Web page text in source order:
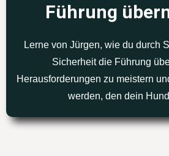
Führung
Lerne von Jürgen, wie du durch
Sicherheit die Führung
Herausforderungen zu meistern
werden, den dein